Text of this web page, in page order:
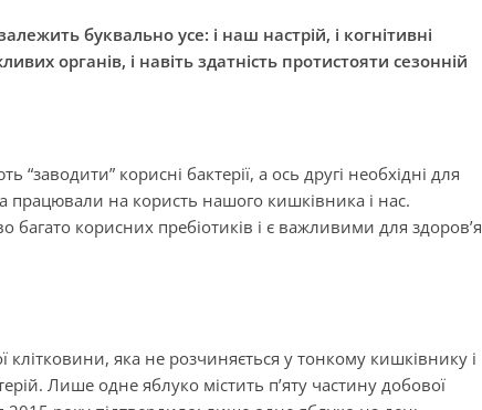
буквально усе: і наш настрій, і когнітивні
органів, і навіть здатність протистояти сезонній
“заводити” корисні бактерії, а ось другі необхідні для
працювали на користь нашого кишківника і нас.
багато корисних пребіотиків і є важливими для здоров’я
яка не розчиняється у тонкому кишківнику і
Лише одне яблуко містить п’яту частину добової